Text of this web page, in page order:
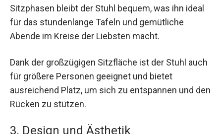
Sitzphasen bleibt der Stuhl bequem, was ihn ideal
für das stundenlange Tafeln und gemütliche
Abende im Kreise der Liebsten macht.
Dank der großzügigen Sitzfläche ist der Stuhl auch
für größere Personen geeignet und bietet
ausreichend Platz, um sich zu entspannen und den
Rücken zu stützen.
3. Design und Ästhetik